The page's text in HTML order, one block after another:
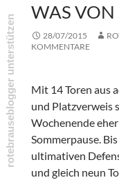
WAS VON
28/07/2015
KOMMENTARE
Mit 14 Toren aus
und Platzverweis
Wochenende
Sommerpause.
ultimativen
und gleich neun
rotebrauseblogger unterstützen